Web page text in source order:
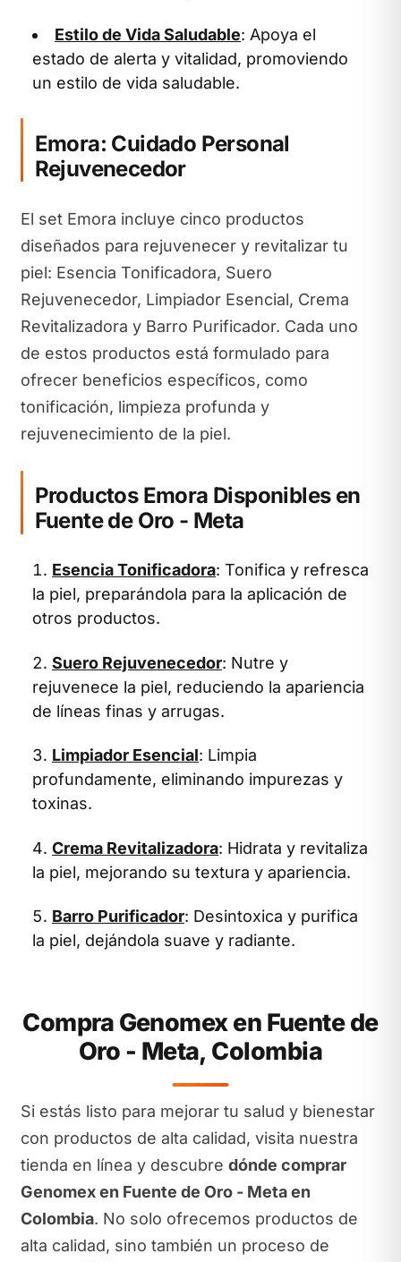
Estilo de Vida Saludable: Apoya el
estado de alerta y vitalidad, promoviendo
un estilo de vida saludable.
Emora: Cuidado Personal
Rejuvenecedor
El set Emora incluye cinco productos
diseñados para rejuvenecer y revitalizar tu
piel: Esencia Tonificadora, Suero
Rejuvenecedor, Limpiador Esencial, Crema
Revitalizadora y Barro Purificador. Cada uno
de estos productos está formulado para
ofrecer beneficios específicos, como
tonificación, limpieza profunda y
rejuvenecimiento de la piel.
Productos Emora Disponibles en
Fuente de Oro - Meta
Esencia Tonificadora: Tonifica y refresca
la piel, preparándola para la aplicación de
otros productos.
Suero Rejuvenecedor: Nutre y
rejuvenece la piel, reduciendo la apariencia
de líneas finas y arrugas.
Limpiador Esencial: Limpia
profundamente, eliminando impurezas y
toxinas.
Crema Revitalizadora: Hidrata y revitaliza
la piel, mejorando su textura y apariencia.
Barro Purificador: Desintoxica y purifica
la piel, dejándola suave y radiante.
Compra Genomex en Fuente de
Oro - Meta, Colombia
Si estás listo para mejorar tu salud y bienestar
con productos de alta calidad, visita nuestra
tienda en línea y descubre dónde comprar
Genomex en Fuente de Oro - Meta en
Colombia. No solo ofrecemos productos de
alta calidad, sino también un proceso de